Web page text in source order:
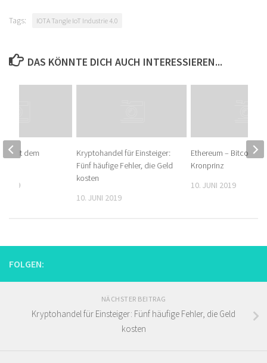
Tags: IOTA Tangle IoT Industrie 4.0
DAS KÖNNTE DICH AUCH INTERESSIEREN...
Kryptohandel für Einsteiger:
Fünf häufige Fehler, die Geld
kosten
10. JUNI 2019
Ethereum – Bitcoins
Kronprinz
10. JUNI 2019
mit dem
2019
FOLGEN:
NÄCHSTER BEITRAG
Kryptohandel für Einsteiger: Fünf häufige Fehler, die Geld
kosten